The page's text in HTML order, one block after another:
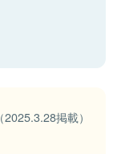
（2025.3.28掲載）